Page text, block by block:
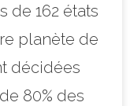
de 162 états
planète de
décidées
80% des